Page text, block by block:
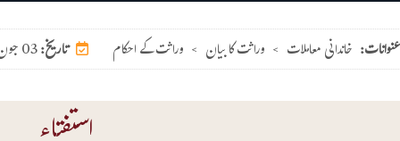
تاریخ:03 جون 2026 عنوانات: خاندانی معاملات > وراثت کا بیان > وراثت کے احکام